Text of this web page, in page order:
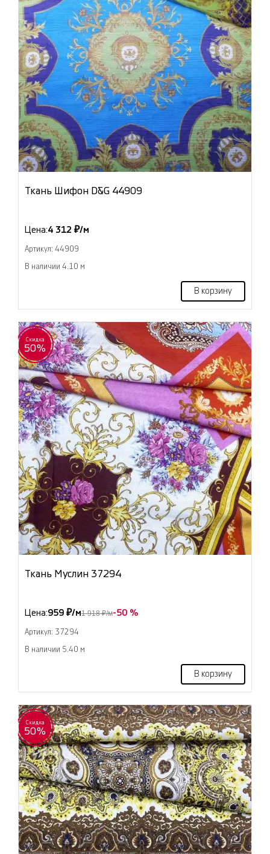
Ткань Шифон D&G 44909
Цена:4 312 ₽/м
Артикул: 44909
В наличии 4.10 м
В корзину
Скидка
50%
Ткань Муслин 37294
Цена:959 ₽/м1 918 ₽/м-50 %
Артикул: 37294
В наличии 5.40 м
В корзину
Скидка
50%